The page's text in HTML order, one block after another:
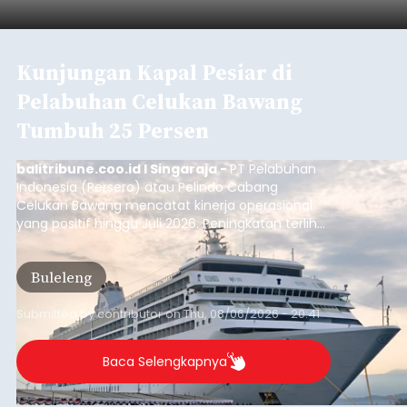
Kunjungan Kapal Pesiar di
Pelabuhan Celukan Bawang
Tumbuh 25 Persen
balitribune.coo.id I Singaraja -PT Pelabuhan
Indonesia (Persero) atau Pelindo Cabang
Celukan Bawang mencatat kinerja operasional
yang positif hingga Juli 2026. Peningkatan terlihat
dari arus kapal yang mencapai 1,48 juta Gross
Tonnage (GT), atau tumbuh 12,4 persen
dibandingkan periode yang sama tahun lalu
yang tercatat sebesar 1,32 juta GT.
Buleleng
Submitted bycontributoronThu, 08/06/2026 - 20:41
Baca Selengkapnya